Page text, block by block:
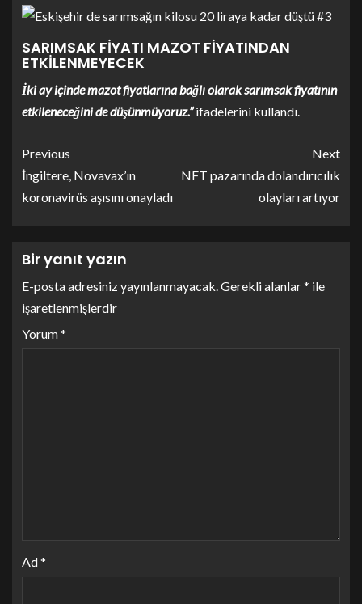
SARIMSAK FİYATI MAZOT FİYATINDAN
ETKİLENMEYECEK
İki ay içinde mazot fiyatlarına bağlı olarak sarımsak fiyatının
etkileneceğini de düşünmüyoruz.”ifadelerini kullandı.
Previous
İngiltere, Novavax’ın
koronavirüs aşısını onayladı
Next
NFT pazarında dolandırıcılık
olayları artıyor
Bir yanıt yazın
E-posta adresiniz yayınlanmayacak.Gerekli alanlar* ile
işaretlenmişlerdir
Yorum*
Ad*